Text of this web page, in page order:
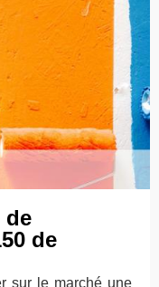
de
de
sur le marché une